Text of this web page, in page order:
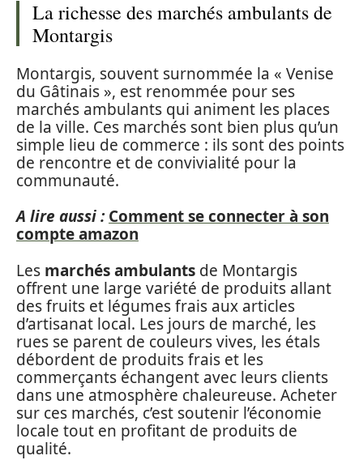
La richesse des marchés ambulants de
Montargis
Montargis, souvent surnommée la « Venise
du Gâtinais », est renommée pour ses
marchés ambulants qui animent les places
de la ville. Ces marchés sont bien plus qu’un
simple lieu de commerce : ils sont des points
de rencontre et de convivialité pour la
communauté.
A lire aussi : Comment se connecter à son
compte amazon
Les marchés ambulants de Montargis
offrent une large variété de produits allant
des fruits et légumes frais aux articles
d’artisanat local. Les jours de marché, les
rues se parent de couleurs vives, les étals
débordent de produits frais et les
commerçants échangent avec leurs clients
dans une atmosphère chaleureuse. Acheter
sur ces marchés, c’est soutenir l’économie
locale tout en profitant de produits de
qualité.